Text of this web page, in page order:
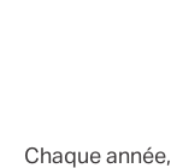
Chaque